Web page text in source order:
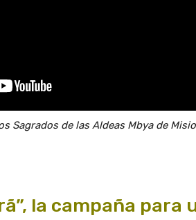
Sagrados de las Aldeas Mbya de
la campaña para